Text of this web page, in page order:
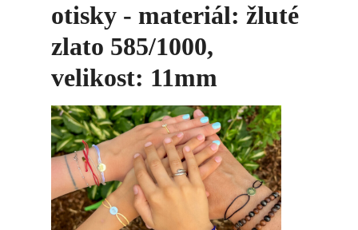
otisky - materiál: žluté
zlato 585/1000,
velikost: 11mm